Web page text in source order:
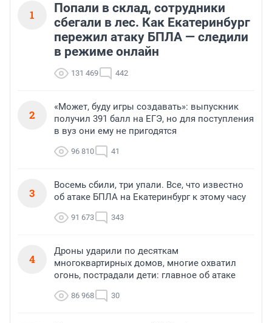
1
Попали в склад, сотрудники
сбегали в лес. Как Екатеринбург
пережил атаку БПЛА — следили
в режиме онлайн
131 469 442
2
«Может, буду игры создавать»: выпускник
получил 391 балл на ЕГЭ, но для поступления
в вуз они ему не пригодятся
96 810 41
3
Восемь сбили, три упали. Все, что известно
об атаке БПЛА на Екатеринбург к этому часу
91 673 343
4
Дроны ударили по десяткам
многоквартирных домов, многие охватил
огонь, пострадали дети: главное об атаке
86 968 30